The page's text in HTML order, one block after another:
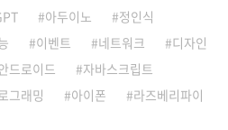
아두이노
정인식
이벤트 네트워크
디자인
드로이드
자바스크립트
그래밍 아이폰 라즈베리파이